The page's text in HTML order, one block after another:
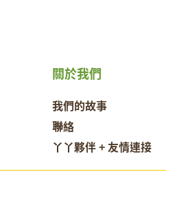
關於我們
我們的故事
聯絡
丫丫夥伴 + 友情連接